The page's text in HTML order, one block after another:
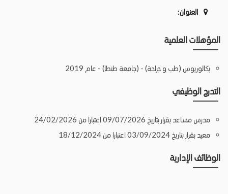
العنوان:
المؤهلات العلمية
بكالوريوس (طب و جراحة) - (جامعة طنطا) - عام 2019
التدرج الوظيفي
مدرس مساعد بقرار بتاريخ 09/07/2026 اعتبارا من 24/02/2026
معيد بقرار بتاريخ 03/09/2024 اعتبارا من 18/12/2024
الوظائف الإدارية